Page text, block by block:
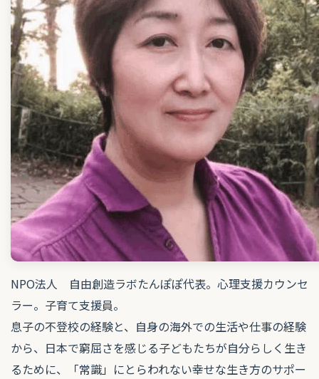
NPO法人 自由創造ラボたんぽぽ代表。心理支援カウンセ
ラー。子育て支援員。
息子の不登校の経験と、自身の海外での生活や仕事の経験
から、日本で窮屈さを感じる子どもたちが自分らしく生き
るために、「常識」にとらわれない幸せな生き方のサポー